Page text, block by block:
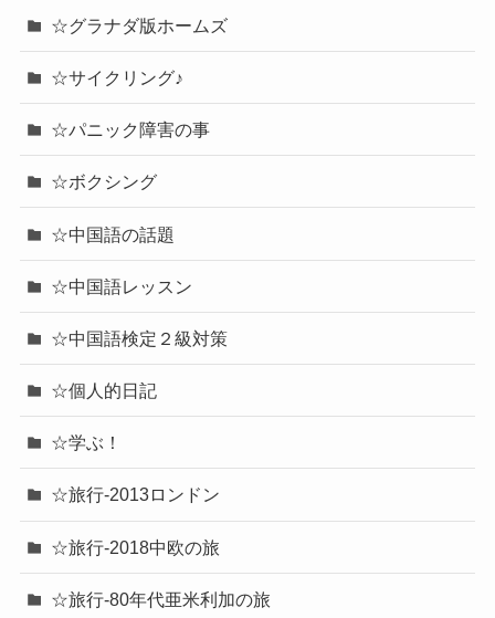
☆グラナダ版ホームズ
☆サイクリング♪
☆パニック障害の事
☆ボクシング
☆中国語の話題
☆中国語レッスン
☆中国語検定２級対策
☆個人的日記
☆学ぶ！
☆旅行-2013ロンドン
☆旅行-2018中欧の旅
☆旅行-80年代亜米利加の旅